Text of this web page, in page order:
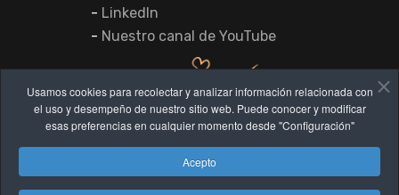
Usamos cookies para recolectar y analizar información relacionada con
el uso y desempeño de nuestro sitio web. Puede conocer y modificar
esas preferencias en cualquier momento desde "Configuración"
Acepto
- LinkedIn
- Nuestro canal de YouTube